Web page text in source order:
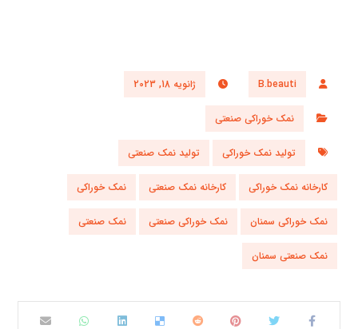
B.beauti ژانویه 18, 2023
نمک خوراکی صنعتی
تولید نمک خوراکی تولید نمک صنعتی
کارخانه نمک خوراکی کارخانه نمک صنعتی نمک خوراکی
نمک خوراکی سمنان نمک خوراکی صنعتی نمک صنعتی
نمک صنعتی سمنان